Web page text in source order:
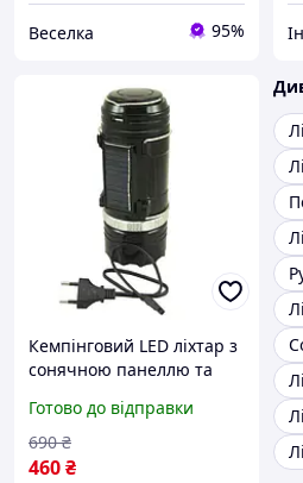
Веселка 95%
Кемпінговий LED ліхтар з
сонячною панеллю та
активного відпочинку та
туризму 1600 mAh. SPICY
Готово до відправки
460₴
690 ₴